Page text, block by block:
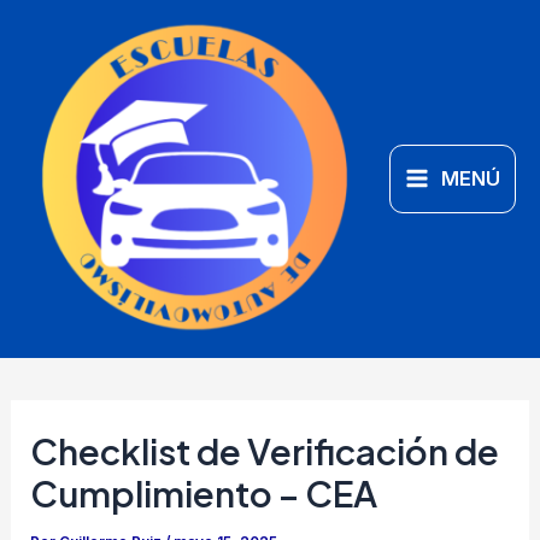
contenido
MENÚ
Checklist de Verificación de
Cumplimiento – CEA